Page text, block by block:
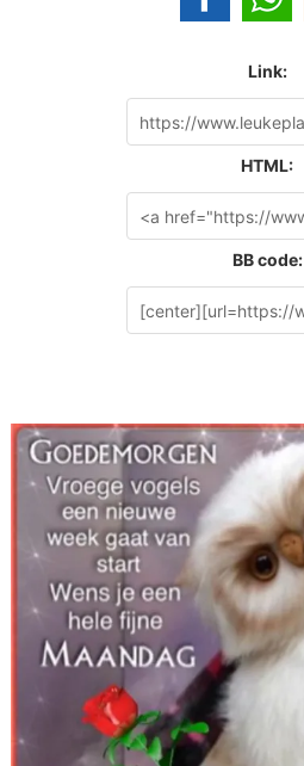
Link:
HTML:
BB code: